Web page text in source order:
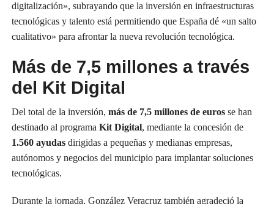
digitalización», subrayando que la inversión en infraestructuras
tecnológicas y talento está permitiendo que España dé «un salto
cualitativo» para afrontar la nueva revolución tecnológica.
Más de 7,5 millones a través
del Kit Digital
Del total de la inversión, más de 7,5 millones de eurosse han
destinado al programa Kit Digital, mediante la concesión de
1.560 ayudasdirigidas a pequeñas y medianas empresas,
autónomos y negocios del municipio para implantar soluciones
tecnológicas.
Durante la jornada, González Veracruz también agradeció la